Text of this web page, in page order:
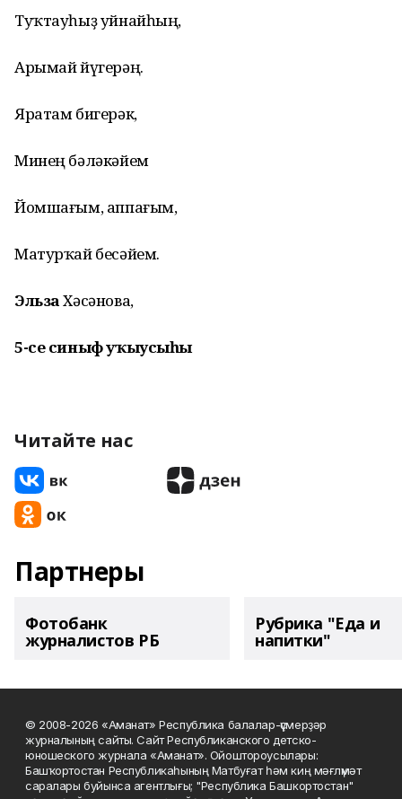
Туҡтауһыҙ уйнайһың,
Арымаййүгерәң.
Яратамбигерәк,
Минең бәләкәйем
Йомшағым, аппағым,
Матурҡай бесәйем.
ЭльзаХәсәнова,
5-сесиныфуҡыусыһы
Читайте нас
Партнеры
Фотобанк
журналистов РБ
Рубрика "Еда и
напитки"
© 2008-2026 «Аманат» Республика балалар-үҫмерҙәр
журналының сайты. Сайт Республиканского детско-
юношеского журнала «Аманат». Ойоштороусылары:
Башҡортостан Республикаһының Матбуғат һәм киң мәғлүмәт
саралары буйынса агентлығы; "Республика Башкортостан"